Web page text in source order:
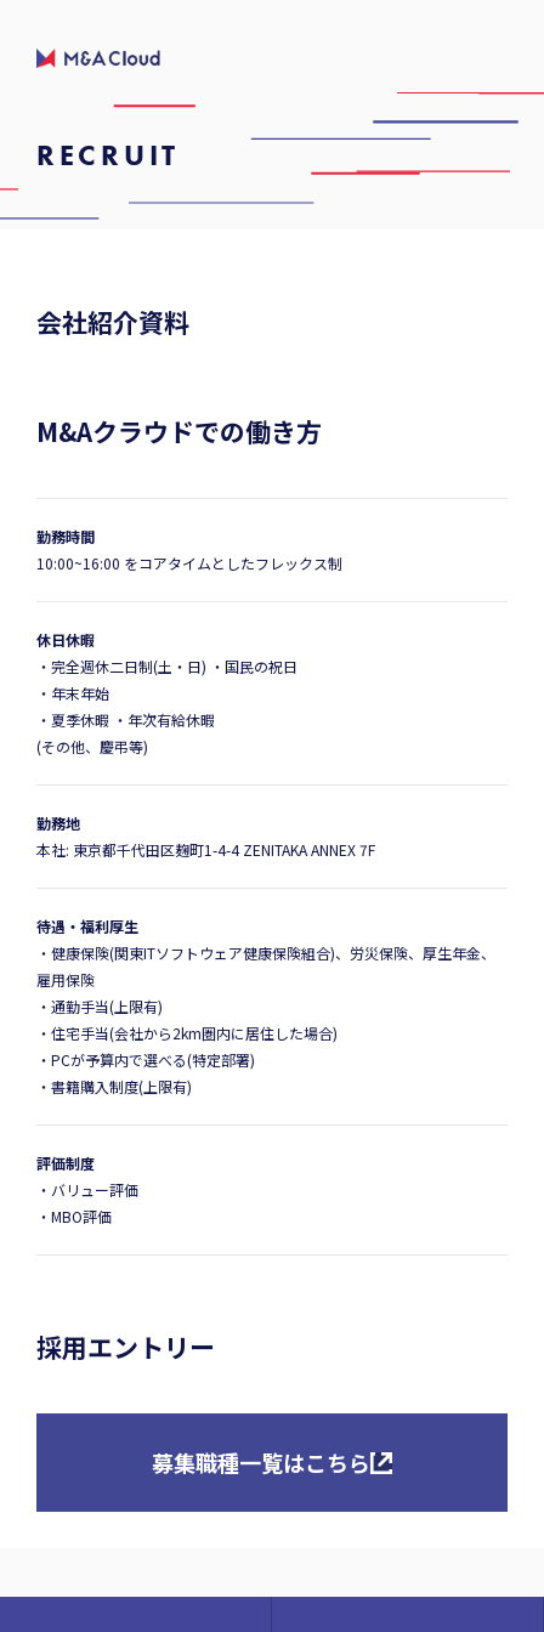
RECRUIT
会社紹介資料
M&Aクラウドでの働き方
勤務時間
10:00~16:00 をコアタイムとしたフレックス制
休日休暇
・完全週休二日制(土・日) ・国民の祝日
・年末年始
・夏季休暇 ・年次有給休暇
(その他、慶弔等)
勤務地
本社: 東京都千代田区麹町1-4-4 ZENITAKA ANNEX 7F
待遇・福利厚生
・健康保険(関東ITソフトウェア健康保険組合)、労災保険、厚生年金、
雇用保険
・通勤手当(上限有)
・住宅手当(会社から2km圏内に居住した場合)
・PCが予算内で選べる(特定部署)
・書籍購入制度(上限有)
評価制度
・バリュー評価
・MBO評価
採用エントリー
募集職種一覧はこちら